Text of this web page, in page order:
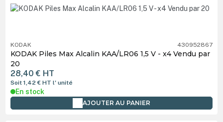
KODAK 430952867
KODAK Piles Max Alcalin KAA/LR06 1,5 V - x4 Vendu par
20
28,40 € HT
Soit 1,42 €HTl' unité
En stock
AJOUTER AU PANIER